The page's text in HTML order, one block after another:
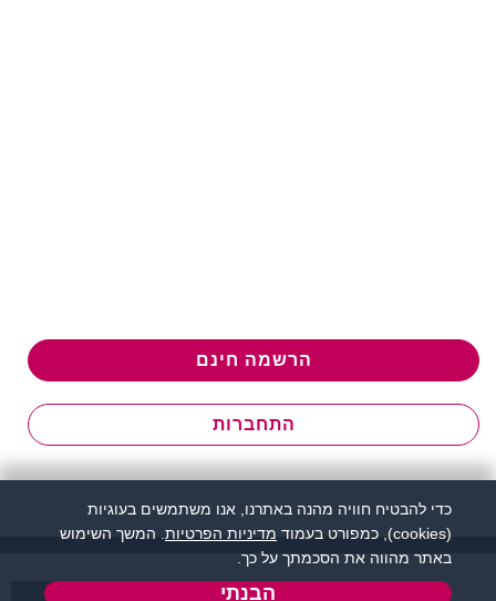
הרשמה חינם
התחברות
כדי להבטיח חוויה מהנה באתרנו, אנו משתמשים בעוגיות
(cookies), כמפורט בעמוד
מדיניות הפרטיות . המשך השימוש
באתר מהווה את הסכמתך על כך.
הבנתי